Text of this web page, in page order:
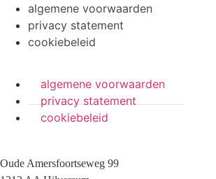
algemene voorwaarden
privacy statement
cookiebeleid
algemene voorwaarden
privacy statement
cookiebeleid
Oude Amersfoortseweg 99